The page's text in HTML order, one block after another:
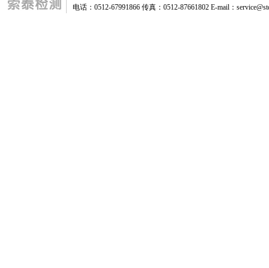
电话：0512-67991866 传真：0512-87661802 E-mail：